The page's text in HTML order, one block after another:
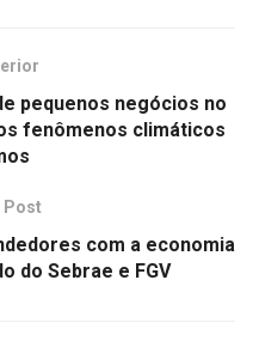
pequenos negócios no
fenômenos climáticos
Post
com a economia
do Sebrae e FGV